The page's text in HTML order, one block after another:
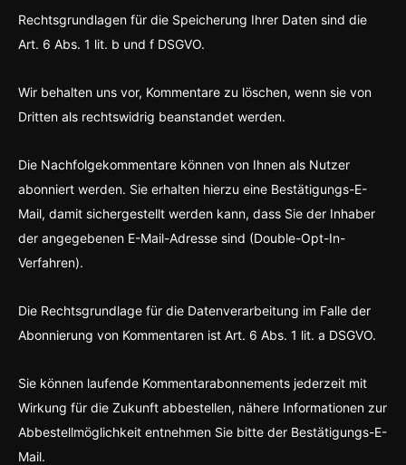
Rechtsgrundlagen für die Speicherung Ihrer Daten sind die
Art. 6 Abs. 1 lit. b und f DSGVO.
Wir behalten uns vor, Kommentare zu löschen, wenn sie von
Dritten als rechtswidrig beanstandet werden.
Die Nachfolgekommentare können von Ihnen als Nutzer
abonniert werden. Sie erhalten hierzu eine Bestätigungs-E-
Mail, damit sichergestellt werden kann, dass Sie der Inhaber
der angegebenen E-Mail-Adresse sind (Double-Opt-In-
Verfahren).
Die Rechtsgrundlage für die Datenverarbeitung im Falle der
Abonnierung von Kommentaren ist Art. 6 Abs. 1 lit. a DSGVO.
Sie können laufende Kommentarabonnements jederzeit mit
Wirkung für die Zukunft abbestellen, nähere Informationen zur
Abbestellmöglichkeit entnehmen Sie bitte der Bestätigungs-E-
Mail.